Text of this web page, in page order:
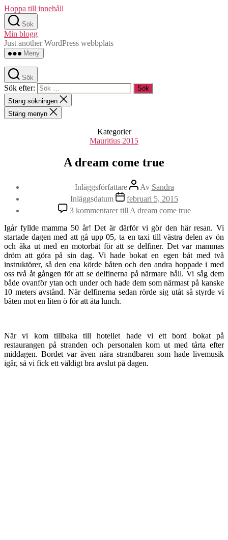
Hoppa till innehåll
Sök
Min blogg
Just another WordPress webbplats
Meny
Sök
Sök efter:
Stäng sökningen
Stäng menyn
Kategorier
Mauritius 2015
A dream come true
Inläggsförfattare Av Sandra
Inläggsdatum
februari 5, 2015
3 kommentarertill A dream come true
Igår fyllde mamma 50 år! Det är därför vi gör den här resan. Vi
startade dagen med att gå upp 05, ta en taxi till västra delen av ön
och åka ut med en motorbåt för att se delfiner. Det var mammas
dröm att göra på sin dag. Vi hade bokat en egen båt med två
instruktörer, så den ena körde båten och den andra hoppade i med
oss två åt gången för att se delfinerna på närmare håll. Vi såg dem
både ovanför ytan och under och hade dem som närmast på kanske
10 meters avstånd. När delfinerna sedan rörde sig utåt så styrde vi
båten mot en liten ö för att äta lunch.
När vi kom tillbaka till hotellet hade vi ett bord bokat på
restaurangen på stranden och personalen kom ut med tårta efter
middagen. Bordet var även nära strandbaren som hade livemusik
igår, så vi fick ett väldigt bra avslut på dagen.